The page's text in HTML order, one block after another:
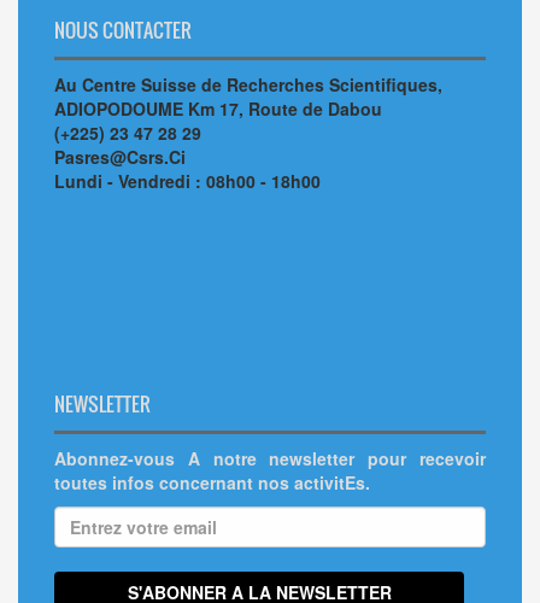
NOUS CONTACTER
Au Centre Suisse de Recherches Scientifiques,
ADIOPODOUME Km 17, Route de Dabou
(+225) 23 47 28 29
Pasres@Csrs.Ci
Lundi - Vendredi : 08h00 - 18h00
NEWSLETTER
Abonnez-vous A notre newsletter pour recevoir
toutes infos concernant nos activitEs.